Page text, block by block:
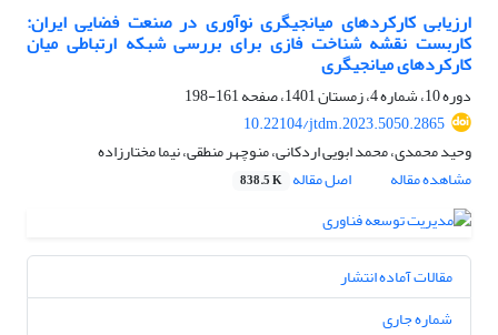
ارزیابی کارکردهای میانجیگری نوآوری در صنعت فضایی ایران:
کاربست نقشه شناخت فازی برای بررسی شبکه ارتباطی میان
کارکردهای میانجیگری
دوره 10، شماره 4، زمستان 1401، صفحه
161-198
10.22104/jtdm.2023.5050.2865
وحید محمدی، محمد ابویی اردکانی، منوچهر منطقی، نیما مختارزاده
مشاهده مقاله
اصل مقاله 838.5 K
مقالات آماده انتشار
شماره جاری